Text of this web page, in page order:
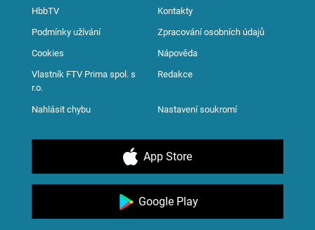
HbbTV Kontakty
Podmínky užívání Zpracování osobních údajů
Cookies Nápověda
Vlastník FTV Prima spol. s
r.o.
Redakce
Nahlásit chybu Nastavení soukromí
App Store
Google Play